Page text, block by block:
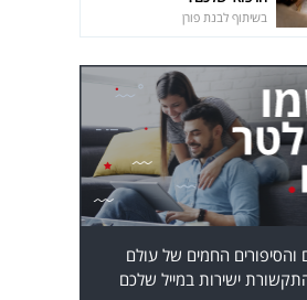
בשיתוף לבנת פורן
והסיפורים החמים של עולם
ישירות במייל שלכם